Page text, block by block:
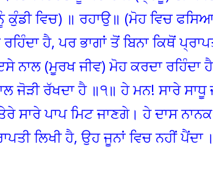
ਕੁੰਡੀ ਵਿਚ) ॥ ਰਹਾਉ॥ (ਮੋਹ ਵਿਚ
ਹੈ, ਪਰ ਭਾਗਾਂ ਤੋਂ ਬਿਨਾ ਕਿਥੋਂ
ਨਾਲ (ਮੂਰਖ ਜੀਵ) ਮੋਹ ਕਰਦਾ ਰਹਿੰਦਾ
ਜੋੜੀ ਰੱਖਦਾ ਹੈ ॥੧॥ ਹੇ ਮਨ! ਸਾਰੇ ਸਾਧੂ
ਸਾਰੇ ਪਾਪ ਮਿਟ ਜਾਣਗੇ। ਹੇ ਦਾਸ
ਲਿਖੀ ਹੈ, ਉਹ ਜੂਨਾਂ ਵਿਚ ਨਹੀਂ ਪੈਂਦਾ